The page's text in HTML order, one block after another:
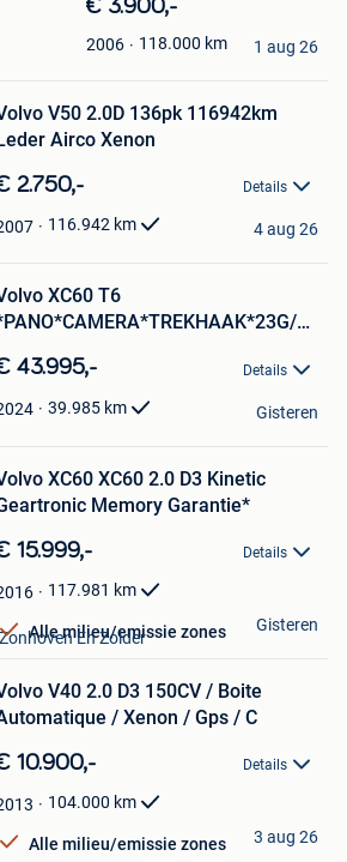
€ 3.900,-
2006 118.000 km 1 aug 26
V50 2.0D 136pk 116942km
Airco Xenon
2.750,- Details
116.942 km 4 aug 26
XC60 T6
43.995,- Details
39.985 km Gisteren
XC60 XC60 2.0 D3 Kinetic
Memory Garantie*
15.999,- Details
117.981 km
Alle milieu/emissie zones
En Zolder
Gisteren
V40 2.0 D3 150CV / Boite
/ Xenon / Gps / C
10.900,- Details
104.000 km
Alle milieu/emissie zones 3 aug 26